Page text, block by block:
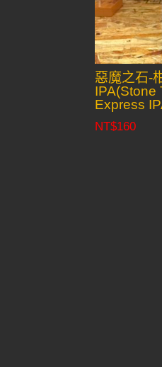
惡魔之石-
IPA(Stone
Express
NT$160